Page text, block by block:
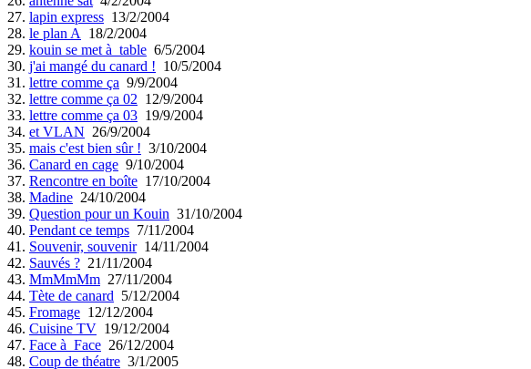
27. lapin express 13/2/2004
28. le plan A
18/2/2004
29. kouin se met à table 6/5/2004
30. j'ai mangé du canard ! 10/5/2004
31. lettre comme ça 9/9/2004
32. lettre comme ça 02 12/9/2004
33. lettre comme ça 03 19/9/2004
34. et VLAN 26/9/2004
35. mais c'est bien sûr ! 3/10/2004
36. Canard en cage 9/10/2004
37. Rencontre en boîte 17/10/2004
38. Madine 24/10/2004
39. Question pour un Kouin 31/10/2004
40. Pendant ce temps 7/11/2004
41. Souvenir, souvenir14/11/2004
42. Sauvés ? 21/11/2004
43. MmMmMm 27/11/2004
44. Tète de canard 5/12/2004
45. Fromage 12/12/2004
46. Cuisine TV 19/12/2004
47. Face à Face 26/12/2004
48. Coup de théatre 3/1/2005